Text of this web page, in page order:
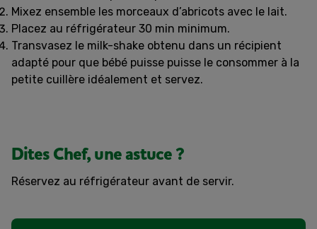
Mixez ensemble les morceaux d’abricots avec le lait.
Placez au réfrigérateur 30 min minimum.
Transvasez le milk-shake obtenu dans un récipient
adapté pour que bébé puisse puisse le consommer à la
petite cuillère idéalement et servez.
Dites Chef, une astuce ?
Réservez au réfrigérateur avant de servir.